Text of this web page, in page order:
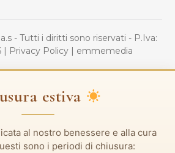
- Tutti i diritti sono riservati - P.Iva:
| Privacy Policy| emmemedia
estiva
al nostro benessere e alla cura
sono i periodi di chiusura: